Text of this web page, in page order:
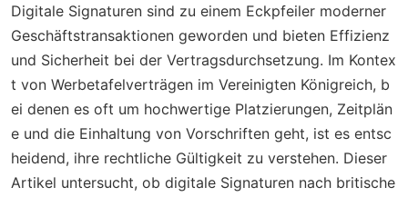
Digitale Signaturen sind zu einem Eckpfeiler moderner
Geschäftstransaktionen geworden und bieten Effizienz
und Sicherheit bei der Vertragsdurchsetzung. Im Kontex
t von Werbetafelverträgen im Vereinigten Königreich, b
ei denen es oft um hochwertige Platzierungen, Zeitplän
e und die Einhaltung von Vorschriften geht, ist es entsc
heidend, ihre rechtliche Gültigkeit zu verstehen. Dieser
Artikel untersucht, ob digitale Signaturen nach britische